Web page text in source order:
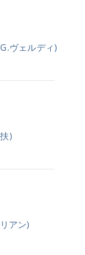
ヴェルディ)
)
アン)